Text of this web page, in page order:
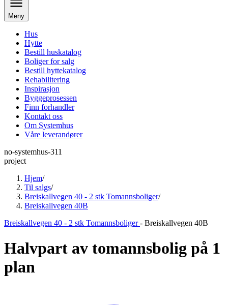
Meny
Hus
Hytte
Bestill huskatalog
Boliger for salg
Bestill hyttekatalog
Rehabilitering
Inspirasjon
Byggeprosessen
Finn forhandler
Kontakt oss
Om Systemhus
Våre leverandører
no-systemhus-311
project
Hjem/
Til salgs/
Breiskallvegen 40 - 2 stk Tomannsboliger/
Breiskallvegen 40B
Breiskallvegen 40 - 2 stk Tomannsboliger- Breiskallvegen 40B
Halvpart av tomannsbolig på 1
plan